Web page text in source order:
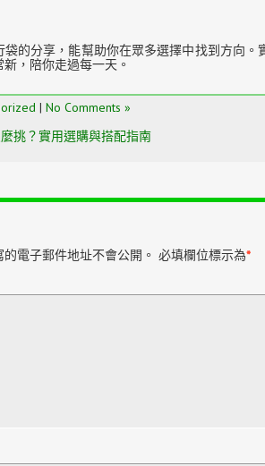
袋的分享，能幫助你在眾多選擇中找到方向
，陪你走過每一天。
| No Comments »
挑？實用選購與搭配指南
電子郵件地址不會公開。 必填欄位標示為*